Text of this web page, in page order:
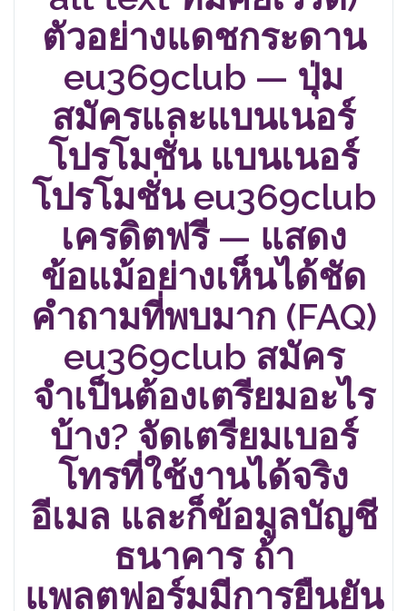
ตัวอย่างแดชกระดาน
eu369club — ปุ่ม
สมัครและแบนเนอร์
โปรโมชั่น แบนเนอร์
โปรโมชั่น eu369club
เครดิตฟรี — แสดง
ข้อแม้อย่างเห็นได้ชัด
คำถามที่พบมาก (FAQ)
eu369club สมัคร
จำเป็นต้องเตรียมอะไร
บ้าง? จัดเตรียมเบอร์
โทรที่ใช้งานได้จริง
อีเมล และก็ข้อมูลบัญชี
ธนาคาร ถ้า
แพลตฟอร์มมีการยืนยัน